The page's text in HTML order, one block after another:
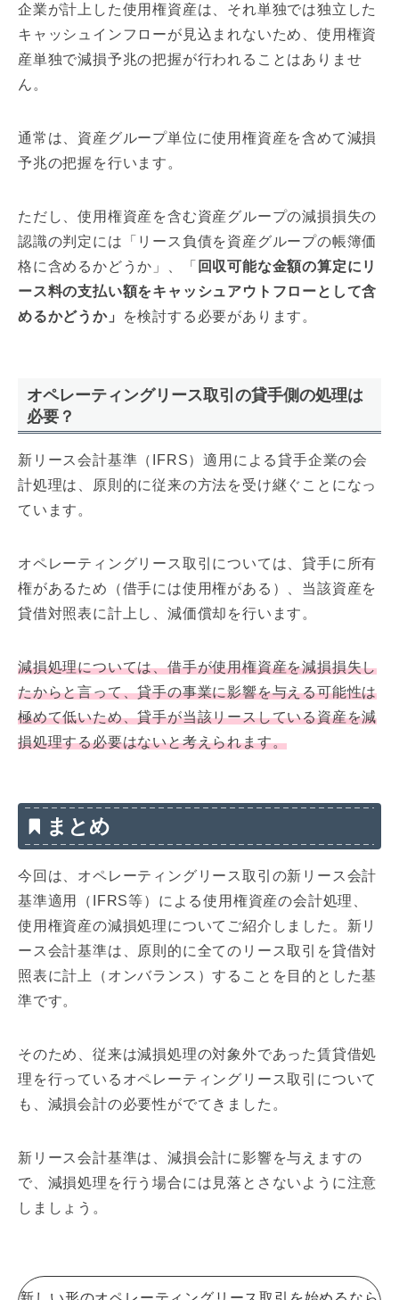
企業が計上した使用権資産は、それ単独では独立した
キャッシュインフローが見込まれないため、使用権資
産単独で減損予兆の把握が行われることはありませ
ん。
通常は、資産グループ単位に使用権資産を含めて減損
予兆の把握を行います。
ただし、使用権資産を含む資産グループの減損損失の
認識の判定には「リース負債を資産グループの帳簿価
格に含めるかどうか」、「 回収可能な金額の算定にリ
ース料の支払い額をキャッシュアウトフローとして含
めるかどうか」
を検討する必要があります。
オペレーティングリース取引の貸手側の処理は
必要？
新リース会計基準（IFRS）適用による貸手企業の会
計処理は、原則的に従来の方法を受け継ぐことになっ
ています。
オペレーティングリース取引については、貸手に所有
権があるため（借手には使用権がある）、当該資産を
貸借対照表に計上し、減価償却を行います。
減損処理については、借手が使用権資産を減損損失し
たからと言って、貸手の事業に影響を与える可能性は
極めて低いため、貸手が当該リースしている資産を減
損処理する必要はないと考えられます。
まとめ
今回は、オペレーティングリース取引の新リース会計
基準適用（IFRS等）による使用権資産の会計処理、
使用権資産の減損処理についてご紹介しました。新リ
ース会計基準は、原則的に全てのリース取引を貸借対
照表に計上（オンバランス）することを目的とした基
準です。
そのため、従来は減損処理の対象外であった賃貸借処
理を行っているオペレーティングリース取引について
も、減損会計の必要性がでてきました。
新リース会計基準は、減損会計に影響を与えますの
で、減損処理を行う場合には見落とさないように注意
しましょう。